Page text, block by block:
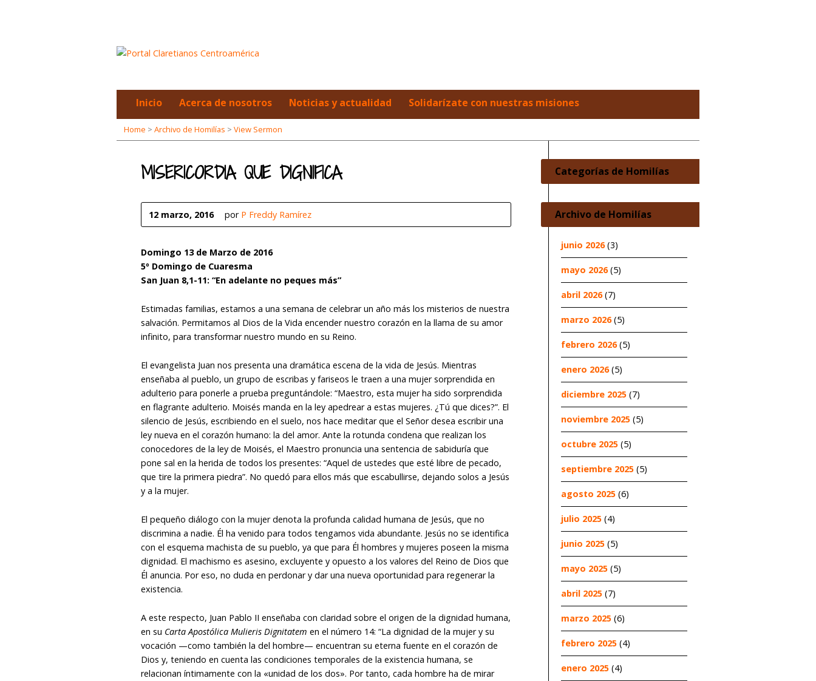
Inicio Acerca de nosotros Noticias y actualidad Solidarízate con nuestras misiones
Home > Archivo de Homilías > View Sermon
MISERICORDIA QUE DIGNIFICA
12 marzo, 2016 por P Freddy Ramírez
Domingo 13 de Marzo de 2016
5º Domingo de Cuaresma
San Juan 8,1-11: “En adelante no peques más”
Estimadas familias, estamos a una semana de celebrar un año más los misterios de nuestra
salvación. Permitamos al Dios de la Vida encender nuestro corazón en la llama de su amor
infinito, para transformar nuestro mundo en su Reino.
El evangelista Juan nos presenta una dramática escena de la vida de Jesús. Mientras
enseñaba al pueblo, un grupo de escribas y fariseos le traen a una mujer sorprendida en
adulterio para ponerle a prueba preguntándole: “Maestro, esta mujer ha sido sorprendida
en flagrante adulterio. Moisés manda en la ley apedrear a estas mujeres. ¿Tú que dices?”. El
silencio de Jesús, escribiendo en el suelo, nos hace meditar que el Señor desea escribir una
ley nueva en el corazón humano: la del amor. Ante la rotunda condena que realizan los
conocedores de la ley de Moisés, el Maestro pronuncia una sentencia de sabiduría que
pone sal en la herida de todos los presentes: “Aquel de ustedes que esté libre de pecado,
que tire la primera piedra”. No quedó para ellos más que escabullirse, dejando solos a Jesús
y a la mujer.
El pequeño diálogo con la mujer denota la profunda calidad humana de Jesús, que no
discrimina a nadie. Él ha venido para todos tengamos vida abundante. Jesús no se identifica
con el esquema machista de su pueblo, ya que para Él hombres y mujeres poseen la misma
dignidad. El machismo es asesino, excluyente y opuesto a los valores del Reino de Dios que
Él anuncia. Por eso, no duda en perdonar y dar una nueva oportunidad para regenerar la
existencia.
A este respecto, Juan Pablo II enseñaba con claridad sobre el origen de la dignidad humana,
en su Carta Apostólica Mulieris Dignitatem en el número 14: “La dignidad de la mujer y su
vocación —como también la del hombre— encuentran su eterna fuente en el corazón de
Dios y, teniendo en cuenta las condiciones temporales de la existencia humana, se
relacionan íntimamente con la «unidad de los dos». Por tanto, cada hombre ha de mirar
Categorías de Homilías
Archivo de Homilías
junio 2026(3)
mayo 2026(5)
abril 2026(7)
marzo 2026(5)
febrero 2026(5)
enero 2026(5)
diciembre 2025 (7)
noviembre 2025 (5)
octubre 2025 (5)
septiembre 2025 (5)
agosto 2025 (6)
julio 2025 (4)
junio 2025 (5)
mayo 2025 (5)
abril 2025 (7)
marzo 2025 (6)
febrero 2025 (4)
enero 2025 (4)